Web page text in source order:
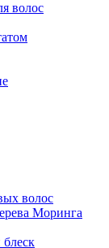
волос
волос
Моринга